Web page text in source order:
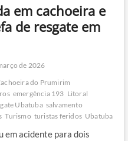
em cachoeira e
de resgate em
de 2026
do Prumirim
emergência 193 Litoral
Ubatuba salvamento
Turismo turistas feridos Ubatuba
em acidente para dois